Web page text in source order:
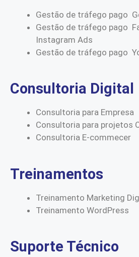
Gestão de tráfego pago
Gestão de tráfego pago
Instagram Ads
Gestão de tráfego pago
Consultoria Digital
Consultoria para Empresa
Consultoria para projetos
Consultoria E-commecer
Treinamentos
Treinamento Marketing
Treinamento WordPress
Suporte Técnico